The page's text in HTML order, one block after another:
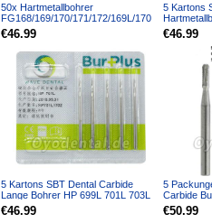
50x Hartmetallbohrer
FG168/169/170/171/172/169L/170
L/171L für HP Handstück
€46.99
5 Kartons
K...
€46.99
5 Kartons SBT Dental Carbide
Lange Bohrer HP 699L 701L 703L
Taper Flat End Cross...
€46.99
5
Carbide
€50.99